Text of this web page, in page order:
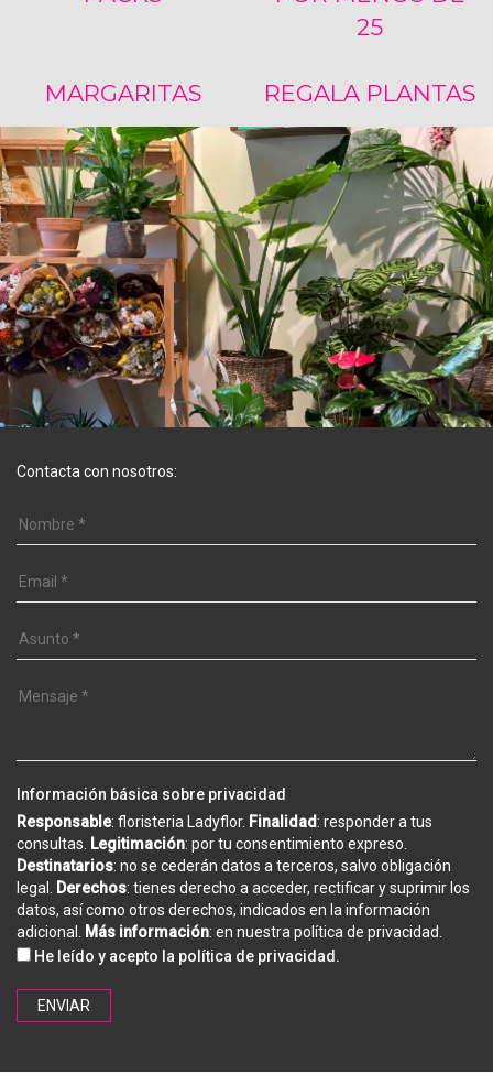
25
MARGARITAS REGALA PLANTAS
Contacta con nosotros:
Información básica sobre privacidad
Responsable: floristeria Ladyflor. Finalidad : responder a tus
consultas. Legitimación: por tu consentimiento expreso.
Destinatarios: no se cederán datos a terceros, salvo obligación
legal. Derechos: tienes derecho a acceder, rectificar y suprimir los
datos, así como otros derechos, indicados en la información
adicional. Más información: en nuestrapolítica de privacidad.
He leído y acepto la política de privacidad .
ENVIAR